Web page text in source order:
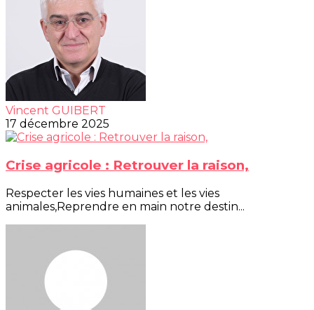
Vincent GUIBERT
17 décembre 2025
Crise agricole : Retrouver la raison,
Respecter les vies humaines et les vies
animales,Reprendre en main notre destin...